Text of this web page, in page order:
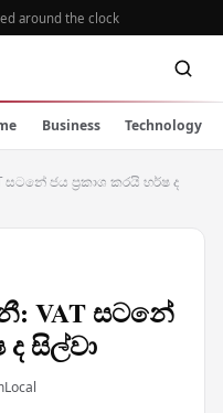
around the clock
Business Technology
ජය ප්‍රකාශ කරයි හර්ෂ ද
VAT සටනේ
සිල්වා
Local